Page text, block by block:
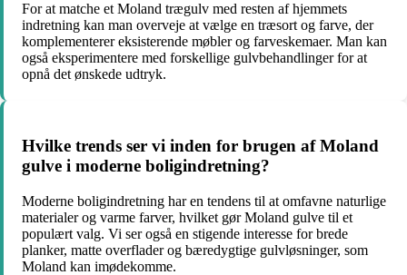
For at matche et Moland trægulv med resten af hjemmets
indretning kan man overveje at vælge en træsort og farve, der
komplementerer eksisterende møbler og farveskemaer. Man kan
også eksperimentere med forskellige gulvbehandlinger for at
opnå det ønskede udtryk.
Hvilke trends ser vi inden for brugen af Moland
gulve i moderne boligindretning?
Moderne boligindretning har en tendens til at omfavne naturlige
materialer og varme farver, hvilket gør Moland gulve til et
populært valg. Vi ser også en stigende interesse for brede
planker, matte overflader og bæredygtige gulvløsninger, som
Moland kan imødekomme.